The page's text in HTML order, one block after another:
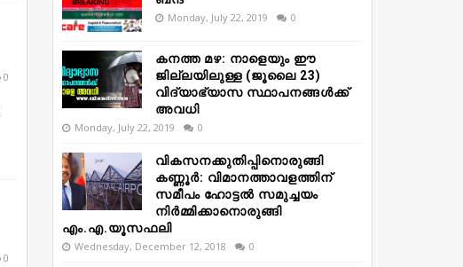
0
0
Monday, July 22, 2019 0
കനത്ത മഴ: നാളെയും ഈ
ജില്ലയിലുള്ള (ജൂലൈ 23)
വിദ്യാഭ്യാസ സ്ഥാപനങ്ങൾക്ക്
അവധി
Monday, July 22, 2019 0
വികസനക്കുതിപ്പിനൊരുങ്ങി
കണ്ണൂർ: വിമാനത്താവളത്തിന്
സമീപം ഹോട്ടൽ സമുച്ചയം
നിർമ്മിക്കാനൊരുങ്ങി
എം.എ.യൂസഫലി
Wednesday, December 12, 2018 0